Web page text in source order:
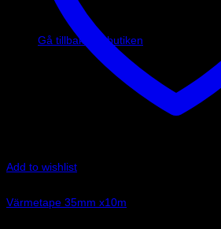
Inga produkter i varukorgen.
Gå tillbaka till butiken
Add to wishlist
Värmetape 35mm x10m